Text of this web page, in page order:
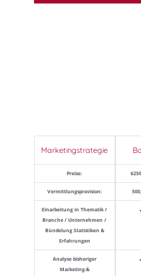
Marketingstrategie
Preise:
Vermittlungsprovision:
Einarbeitung in Thematik /
Branche / Unternehmen /
Bündelung Statistiken &
Erfahrungen
Analyse bisheriger
Marketing-&